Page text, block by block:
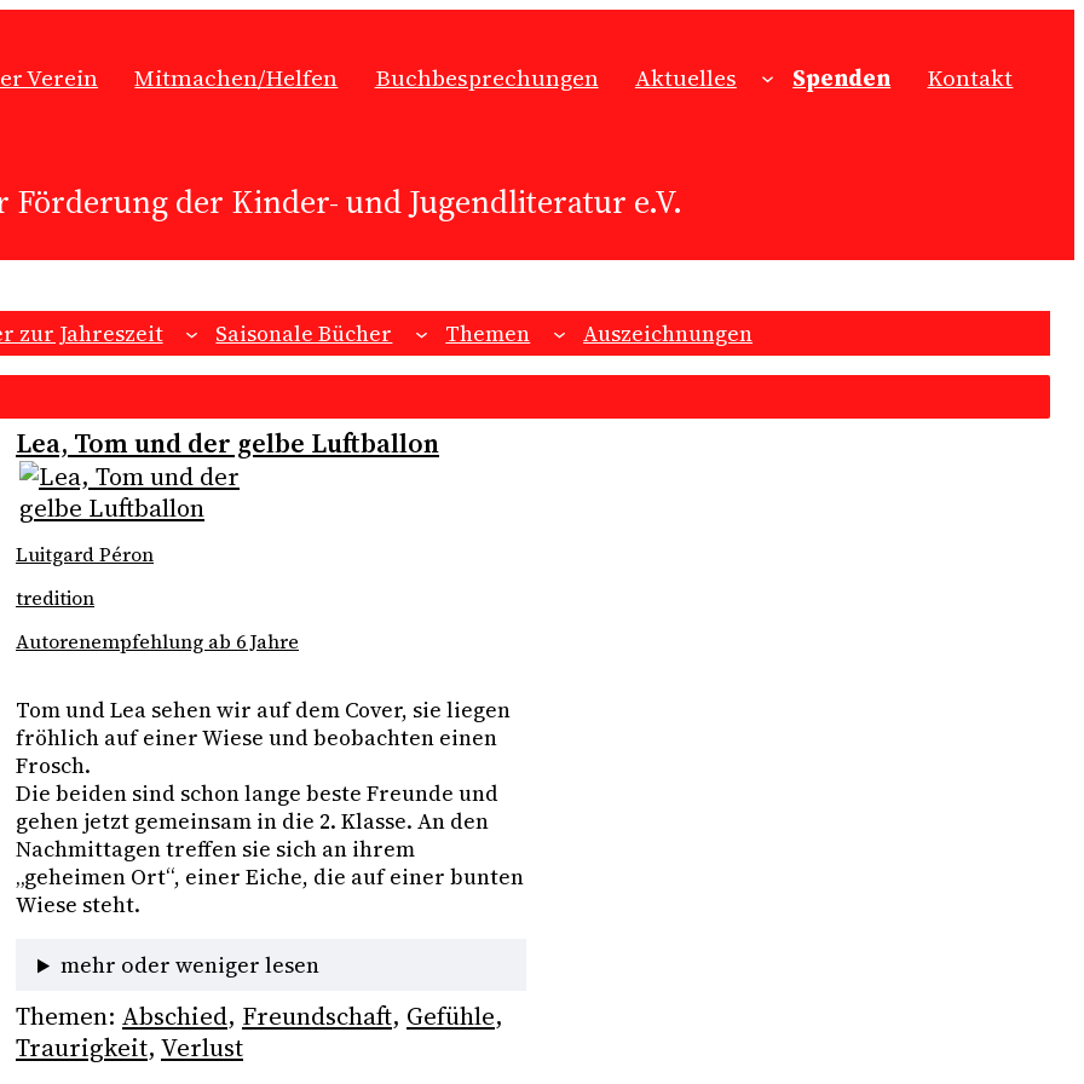
Verein Mitmachen/Helfen Buchbesprechungen Aktuelles Spenden Kontakt
Förderung der Kinder- und Jugendliteratur e.V.
zur Jahreszeit Saisonale Bücher Themen Auszeichnungen
Lea, Tom und der gelbe Luftballon
Luitgard Péron
tredition
Autorenempfehlung ab 6 Jahre
Tom und Lea sehen wir auf dem Cover, sie liegen
fröhlich auf einer Wiese und beobachten einen
Frosch.
Die beiden sind schon lange beste Freunde und
gehen jetzt gemeinsam in die 2. Klasse. An den
Nachmittagen treffen sie sich an ihrem
„geheimen Ort“, einer Eiche, die auf einer bunten
Wiese steht.
mehr oder weniger lesen
Themen: Abschied, Freundschaft, Gefühle
Traurigkeit, Verlust